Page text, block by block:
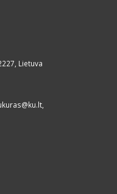
Lietuva